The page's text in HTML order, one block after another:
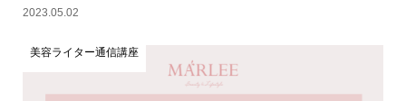
2023.05.02
美容ライター通信講座